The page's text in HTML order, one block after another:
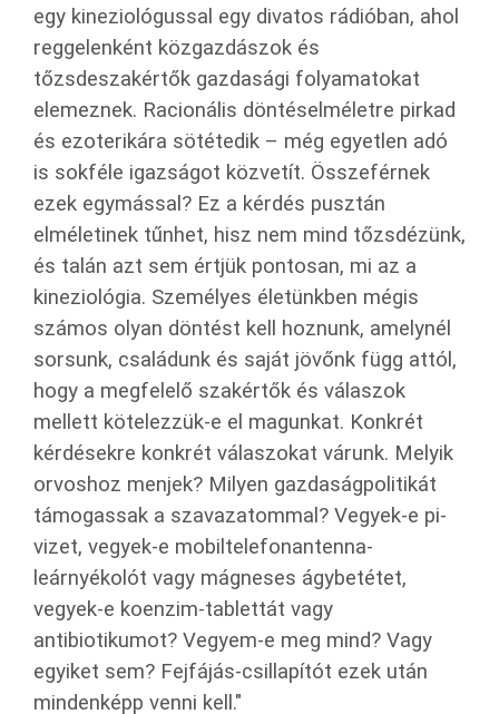
egy kineziológussal egy divatos rádióban, ahol
reggelenként közgazdászok és
tőzsdeszakértők gazdasági folyamatokat
elemeznek. Racionális döntéselméletre pirkad
és ezoterikára sötétedik – még egyetlen adó
is sokféle igazságot közvetít. Összeférnek
ezek egymással? Ez a kérdés pusztán
elméletinek tűnhet, hisz nem mind tőzsdézünk,
és talán azt sem értjük pontosan, mi az a
kineziológia. Személyes életünkben mégis
számos olyan döntést kell hoznunk, amelynél
sorsunk, családunk és saját jövőnk függ attól,
hogy a megfelelő szakértők és válaszok
mellett kötelezzük-e el magunkat. Konkrét
kérdésekre konkrét válaszokat várunk. Melyik
orvoshoz menjek? Milyen gazdaságpolitikát
támogassak a szavazatommal? Vegyek-e pi-
vizet, vegyek-e mobiltelefonantenna-
leárnyékolót vagy mágneses ágybetétet,
vegyek-e koenzim-tablettát vagy
antibiotikumot? Vegyem-e meg mind? Vagy
egyiket sem? Fejfájás-csillapítót ezek után
mindenképp venni kell."